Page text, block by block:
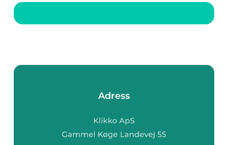
varit högt värderat för
användningsområden,
Adress